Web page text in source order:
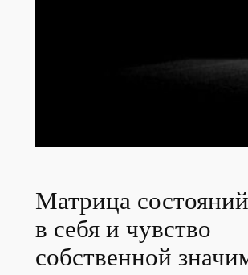
Матрица
в себя и чувство
собственной